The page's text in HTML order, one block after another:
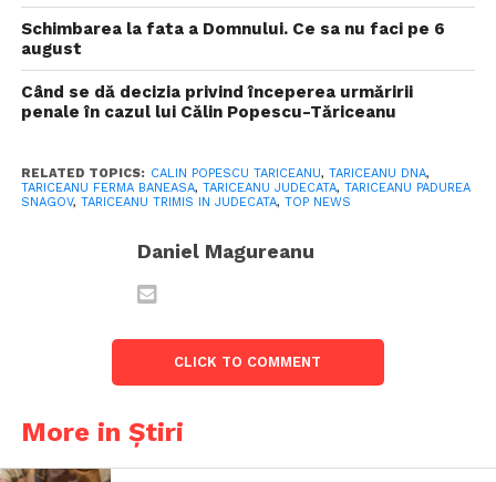
Schimbarea la fata a Domnului. Ce sa nu faci pe 6
august
Când se dă decizia privind începerea urmăririi
penale în cazul lui Călin Popescu-Tăriceanu
RELATED TOPICS: CALIN POPESCU TARICEANU, TARICEANU DNA,
TARICEANU FERMA BANEASA, TARICEANU JUDECATA, TARICEANU PADUREA
SNAGOV, TARICEANU TRIMIS IN JUDECATA, TOP NEWS
Daniel Magureanu
CLICK TO COMMENT
More in Știri